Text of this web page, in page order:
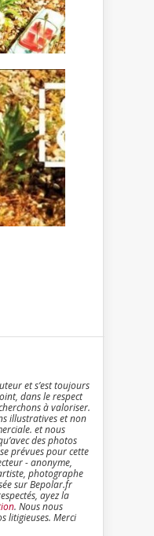
et s’est toujours
dans le respect
à valoriser.
illustratives et non
et nous
des photos
prévues pour cette
- anonyme,
photographe
sur Bepolar.fr
ayez la
. Nous nous
litigieuses. Merci